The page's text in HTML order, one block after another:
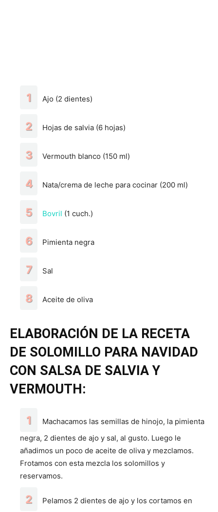
Ajo (2 dientes)
Hojas de salvia (6 hojas)
Vermouth blanco (150 ml)
Nata/crema de leche para cocinar (200 ml)
Bovril (1 cuch.)
Pimienta negra
Sal
Aceite de oliva
ELABORACIÓN DE LA RECETA
DE SOLOMILLO PARA NAVIDAD
CON SALSA DE SALVIA Y
VERMOUTH:
Machacamos las semillas de hinojo, la pimienta
negra, 2 dientes de ajo y sal, al gusto. Luego le
añadimos un poco de aceite de oliva y mezclamos.
Frotamos con esta mezcla los solomillos y
reservamos.
Pelamos 2 dientes de ajo y los cortamos en